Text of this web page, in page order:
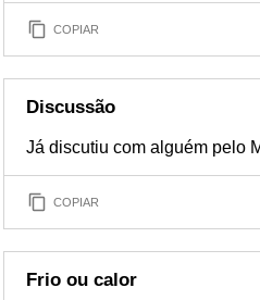
COPIAR
Discussão
Já discutiu com alguém pelo
COPIAR
Frio ou calor